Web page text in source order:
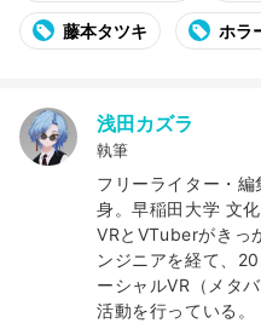
藤本タツキ ホラ
浅田カズラ
執筆
フリーライター・
身。早稲田大学 文化
VRとVTuberがきっ
ンジニアを経て、
ーシャルVR（メタ
活動を行っている。